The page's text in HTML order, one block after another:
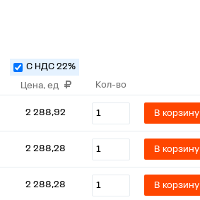
Цена, ед
С НДС 22%
Кол-во
2 288,92 В корзину
2 288,28 В корзину
2 288,28 В корзину